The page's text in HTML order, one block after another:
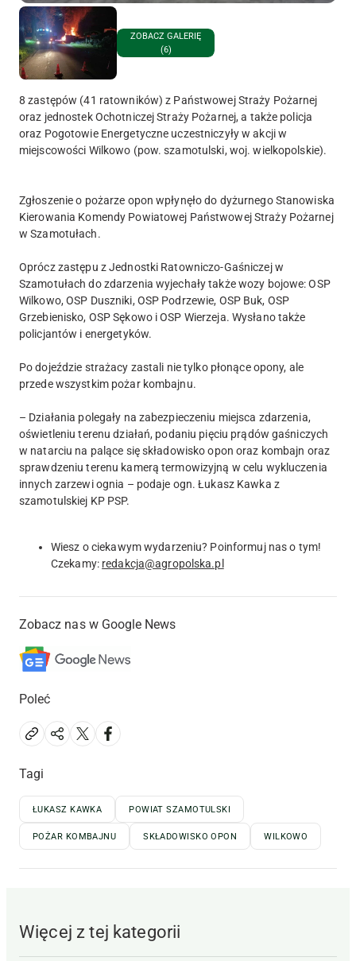
ZOBACZ GALERIĘ
(6)
8 zastępów (41 ratowników) z Państwowej Straży Pożarnej
oraz jednostek Ochotniczej Straży Pożarnej, a także policja
oraz Pogotowie Energetyczne uczestniczyły w akcji w
miejscowości Wilkowo (pow. szamotulski, woj. wielkopolskie).
Zgłoszenie o pożarze opon wpłynęło do dyżurnego Stanowiska
Kierowania Komendy Powiatowej Państwowej Straży Pożarnej
w Szamotułach.
Oprócz zastępu z Jednostki Ratowniczo-Gaśniczej w
Szamotułach do zdarzenia wyjechały także wozy bojowe: OSP
Wilkowo, OSP Duszniki, OSP Podrzewie, OSP Buk, OSP
Grzebienisko, OSP Sękowo i OSP Wierzeja. Wysłano także
policjantów i energetyków.
Po dojeździe strażacy zastali nie tylko płonące opony, ale
przede wszystkim pożar kombajnu.
– Działania polegały na zabezpieczeniu miejsca zdarzenia,
oświetleniu terenu działań, podaniu pięciu prądów gaśniczych
w natarciu na palące się składowisko opon oraz kombajn oraz
sprawdzeniu terenu kamerą termowizyjną w celu wykluczenia
innych zarzewi ognia – podaje ogn. Łukasz Kawka z
szamotulskiej KP PSP.
Wiesz o ciekawym wydarzeniu? Poinformuj nas o tym!
Czekamy: redakcja@agropolska.pl
Zobacz nas w Google News
Poleć
Tagi
ŁUKASZ KAWKA POWIAT SZAMOTULSKI
POŻAR KOMBAJNU SKŁADOWISKO OPON WILKOWO
Więcej z tej kategorii